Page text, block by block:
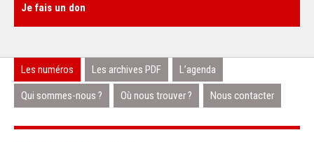
Je fais un don
Les numéros Les archives PDF L’agenda
Qui sommes-nous ? Où nous trouver ? Nous contacter